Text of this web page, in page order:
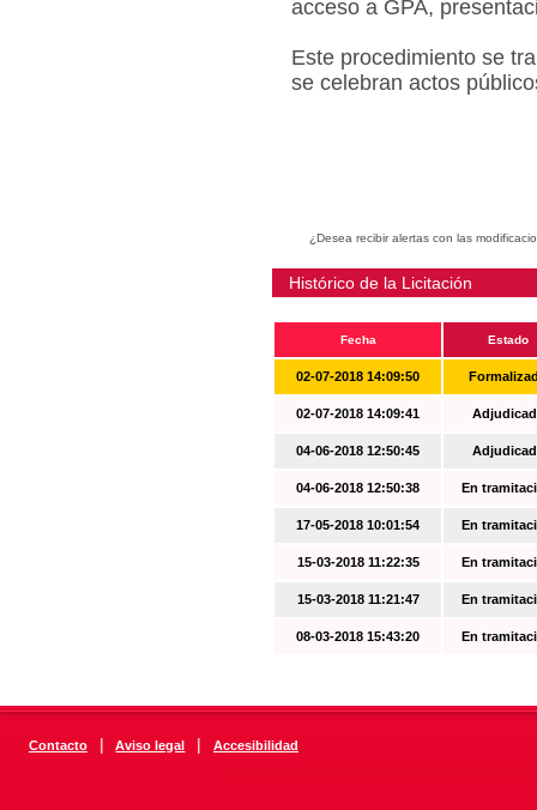
acceso a GPA,
Este procedimiento se
se celebran actos
¿Desea recibir alertas con las
Histórico de la Licitación
Fecha Estado
02-07-2018 14:09:50
02-07-2018 14:09:41
04-06-2018 12:50:45
04-06-2018 12:50:38 En
17-05-2018 10:01:54 En
15-03-2018 11:22:35 En
15-03-2018 11:21:47 En
08-03-2018 15:43:20 En
Contacto | Aviso legal | Accesibilidad